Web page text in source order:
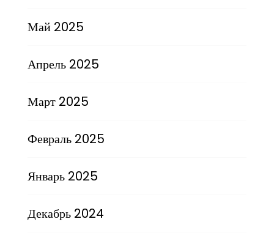
Май 2025
Апрель 2025
Март 2025
Февраль 2025
Январь 2025
Декабрь 2024